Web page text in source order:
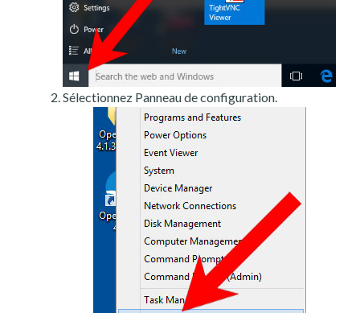
Sélectionnez Panneau de configuration.